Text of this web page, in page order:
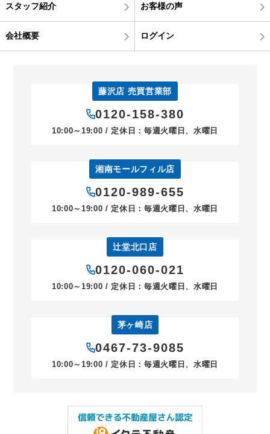
スタッフ紹介 お客様の声
会社概要 ログイン
藤沢店 売買営業部
0120-158-380
10:00～19:00 / 定休日：毎週火曜日、水曜日
湘南モールフィル店
0120-989-655
10:00～19:00 / 定休日：毎週火曜日、水曜日
辻堂北口店
0120-060-021
10:00～19:00 / 定休日：毎週火曜日、水曜日
茅ヶ崎店
0467-73-9085
10:00～19:00 / 定休日：毎週火曜日、水曜日